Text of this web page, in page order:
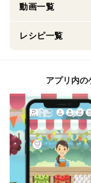
動画一覧
レシピ一覧
アプリ内の